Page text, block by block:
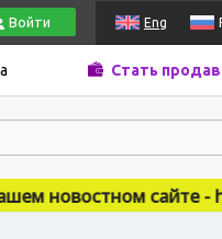
Войти Eng
Стать
новостном сайте -